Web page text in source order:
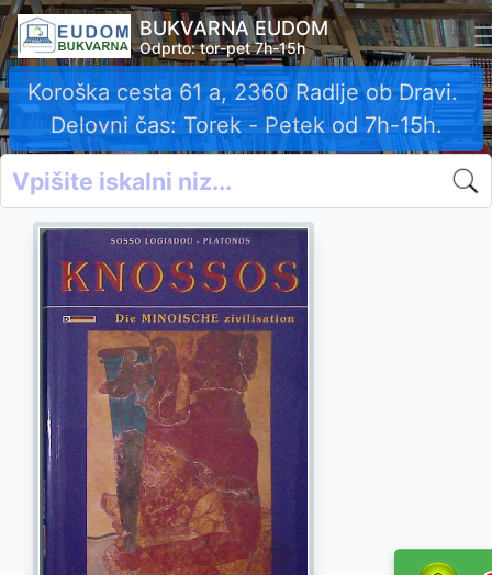
BUKVARNA EUDOM
Odprto: tor-pet 7h-15h
Koroška cesta 61 a, 2360 Radlje ob Dravi.
Delovni čas: Torek - Petek od 7h-15h.